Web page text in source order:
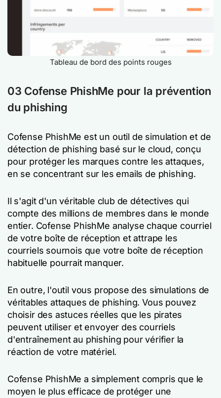
Tableau de bord des points rouges
03 Cofense PhishMe pour la prévention
du phishing
Cofense PhishMe est un outil de simulation et de
détection de phishing basé sur le cloud, conçu
pour protéger les marques contre les attaques,
en se concentrant sur les emails de phishing.
Il s'agit d'un véritable club de détectives qui
compte des millions de membres dans le monde
entier. Cofense PhishMe analyse chaque courriel
de votre boîte de réception et attrape les
courriels sournois que votre boîte de réception
habituelle pourrait manquer.
En outre, l'outil vous propose des simulations de
véritables attaques de phishing. Vous pouvez
choisir des astuces réelles que les pirates
peuvent utiliser et envoyer des courriels
d'entraînement au phishing pour vérifier la
réaction de votre matériel.
Cofense PhishMe a simplement compris que le
moyen le plus efficace de protéger une